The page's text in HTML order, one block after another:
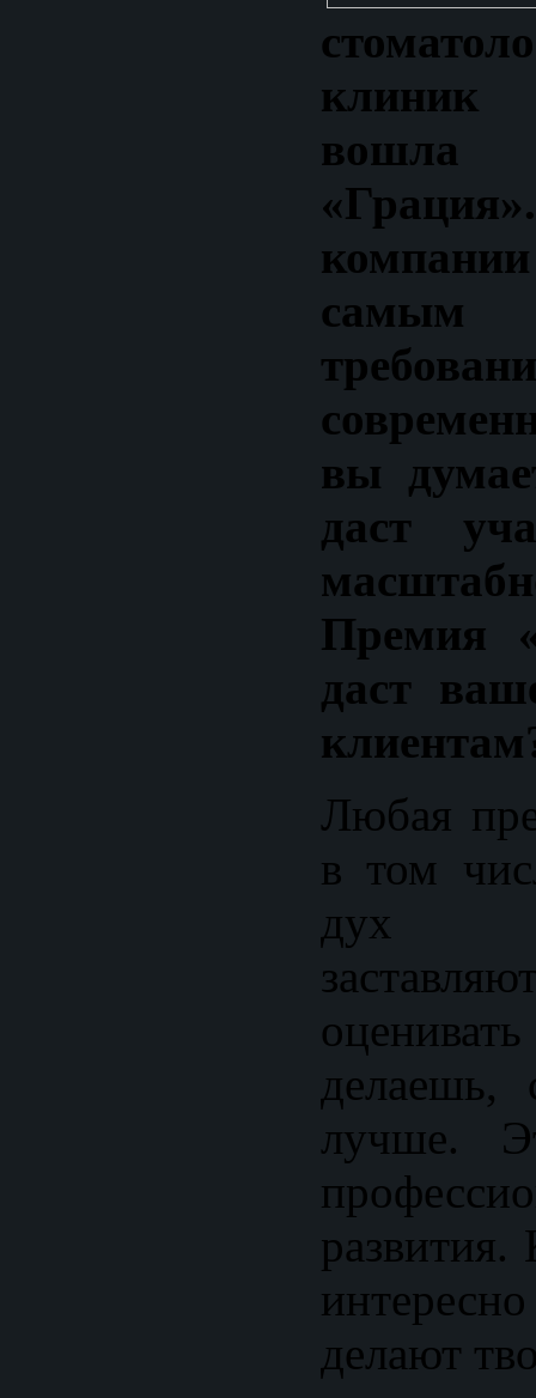
вы
даст
Премия
даст
Любая
в том
дух
делаешь,
лучше.
развития.
делают